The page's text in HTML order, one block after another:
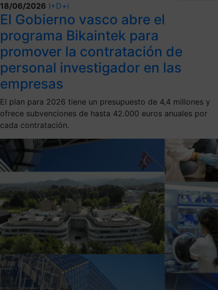
18/06/2026 I+D+i
El Gobierno vasco abre el
programa Bikaintek para
promover la contratación de
personal investigador en las
empresas
El plan para 2026 tiene un presupuesto de 4,4 millones y
ofrece subvenciones de hasta 42.000 euros anuales por
cada contratación.